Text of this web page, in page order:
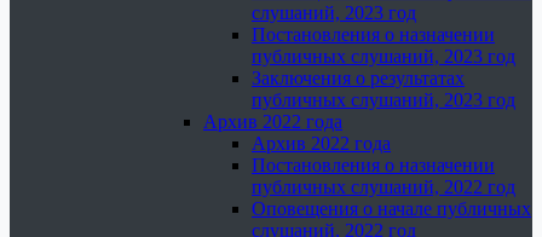
слушаний, 2023 год
Постановления о назначении
публичных слушаний, 2023 год
Заключения о результатах
публичных слушаний, 2023 год
Архив 2022 года
Архив 2022 года
Постановления о назначении
публичных слушаний, 2022 год
Оповещения о начале публичных
слушаний, 2022 год